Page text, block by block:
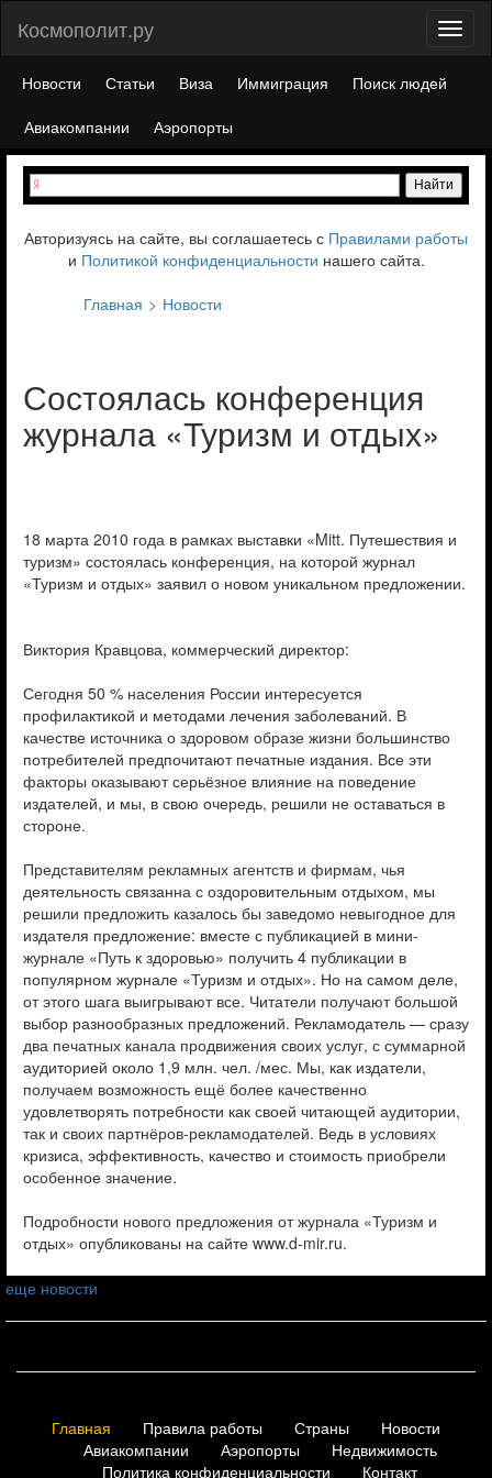
Космополит.ру
Новости Статьи Виза Иммиграция
Поиск людей
Авиакомпании
Аэропорты
Авторизуясь на сайте, вы соглашаетесь с Правилами работы
и Политикой конфиденциальности нашего сайта.
Главная
Новости
Состоялась конференция
журнала «Туризм и отдых»
18 марта 2010 года в рамках выставки «Mitt. Путешествия и
туризм» состоялась конференция, на которой журнал
«Туризм и отдых» заявил о новом уникальном предложении.
Виктория Кравцова, коммерческий директор:
Сегодня 50 % населения России интересуется
профилактикой и методами лечения заболеваний. В
качестве источника о здоровом образе жизни большинство
потребителей предпочитают печатные издания. Все эти
факторы оказывают серьёзное влияние на поведение
издателей, и мы, в свою очередь, решили не оставаться в
стороне.
Представителям рекламных агентств и фирмам, чья
деятельность связанна с оздоровительным отдыхом, мы
решили предложить казалось бы заведомо невыгодное для
издателя предложение: вместе с публикацией в мини-
журнале «Путь к здоровью» получить 4 публикации в
популярном журнале «Туризм и отдых». Но на самом деле,
от этого шага выигрывают все. Читатели получают большой
выбор разнообразных предложений. Рекламодатель — сразу
два печатных канала продвижения своих услуг, с суммарной
аудиторией около 1,9 млн. чел. /мес. Мы, как издатели,
получаем возможность ещё более качественно
удовлетворять потребности как своей читающей аудитории,
так и своих партнёров-рекламодателей. Ведь в условиях
кризиса, эффективность, качество и стоимость приобрели
особенное значение.
Подробности нового предложения от журнала «Туризм и
отдых» опубликованы на сайте www.d-mir.ru.
еще новости
Главная Правила работы Страны
Новости
Авиакомпании
Аэропорты
Недвижимость
Политика конфиденциальности
Контакт